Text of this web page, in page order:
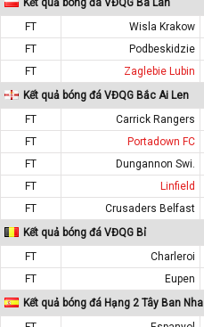
FT
Wisla Krakow
FT
Podbeskidzie
FT
Zaglebie Lubin
Kết quả bóng đá VĐQG Bắc Ai Len
FT
Carrick Rangers
FT
Portadown FC
FT
Dungannon Swi.
FT
Linfield
FT
Crusaders Belfast
Kết quả bóng đá VĐQG Bỉ
FT
Charleroi
FT
Eupen
Kết quả bóng đá Hạng 2 Tây Ban Nha